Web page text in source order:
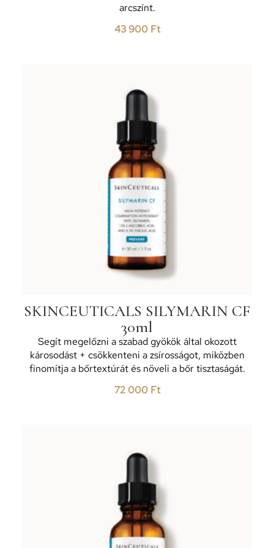
arcszínt.
43 900 Ft
SKINCEUTICALS SILYMARIN CF
30ml
Segít megelőzni a szabad gyökök által okozott
károsodást + csökkenteni a zsírosságot, miközben
finomítja a bőrtextúrát és növeli a bőr tisztaságát.
72 000 Ft